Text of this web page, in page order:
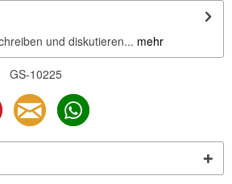
und diskutieren... mehr
GS-10225